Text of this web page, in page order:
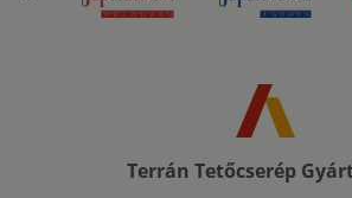
Terrán Tetőcserép